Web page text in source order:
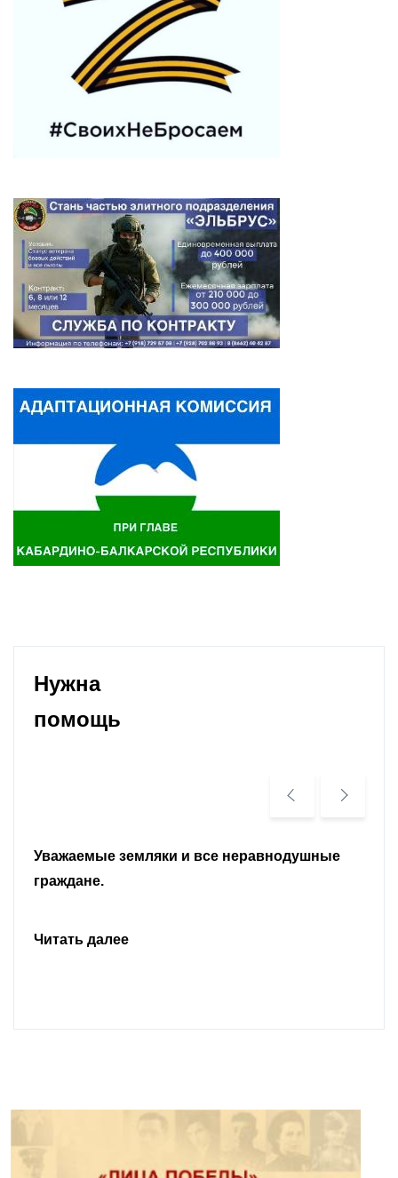
Нужна
помощь
Уважаемые земляки и все неравнодушные
граждане.
Читать далее